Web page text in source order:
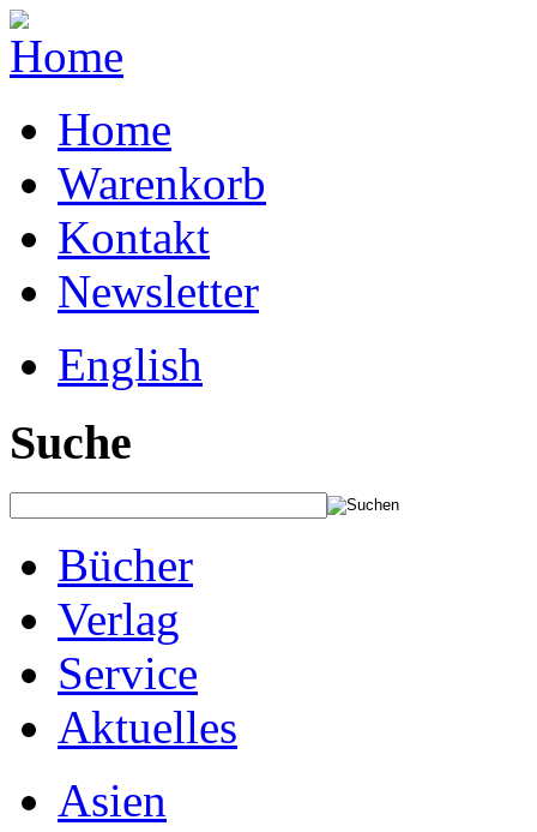
Home
Warenkorb
Kontakt
Newsletter
English
Suche
Bücher
Verlag
Service
Aktuelles
Asien